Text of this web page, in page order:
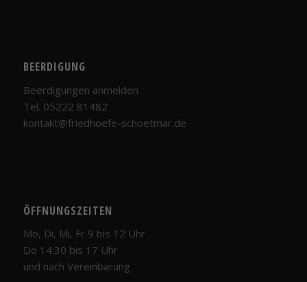
BEERDIGUNG
Beerdigungen anmelden
Tel. 05222 81482
kontakt@friedhoefe-schoetmar.de
ÖFFNUNGSZEITEN
Mo, Di, Mi, Fr 9 bis 12 Uhr
Do 14:30 bis 17 Uhr
und nach Vereinbarung
Notwendig